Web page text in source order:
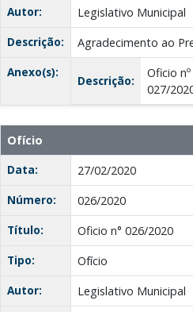
Autor:
Legislativo Municipal
Descrição:
Agradecimento ao
Anexo(s):
Descrição:
Oficio nº
027/
Ofício
Data:
27/02/2020
Número:
026/2020
Título:
Oficio n° 026/2020
Tipo:
Ofício
Autor:
Legislativo Municipal